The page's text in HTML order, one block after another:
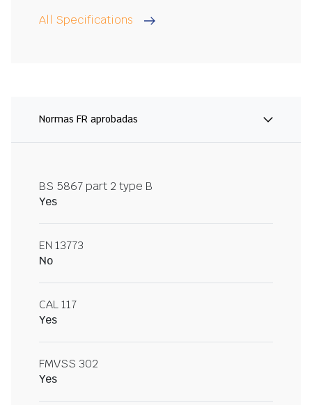
All Specifications
Normas FR aprobadas
BS 5867 part 2 type B
Yes
EN 13773
No
CAL 117
Yes
FMVSS 302
Yes